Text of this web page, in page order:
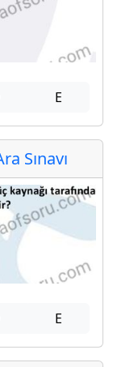
E
Sınavı
E